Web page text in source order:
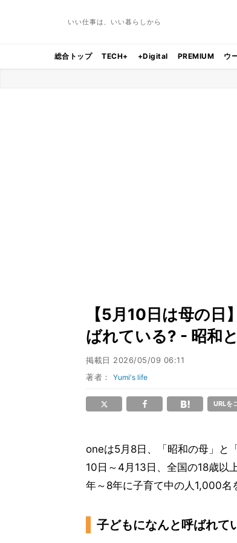
いい仕事は、いい暮らしから
総合トップ TECH+ +Digital PREMIUM ウ
【5月10日は母の
ばれている? - 昭和
掲載日 2026/05/09 06:11
著者：Yumi's life
URLを
oneは5月8日、「昭和の母」と
10日～4月13日、全国の18歳以
年～8年に子育て中の人1,000名
子どもになんと呼ばれて